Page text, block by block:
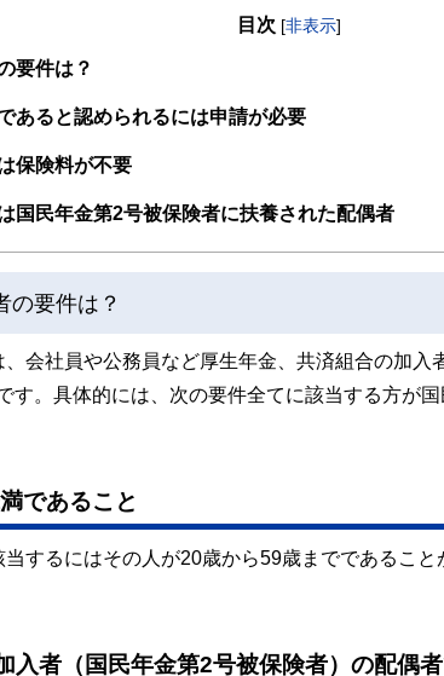
ァイナンシャルプランナーとして活躍する傍ら、フリーライター
目次 [非表示]
要件は？
あると認められるには申請が必要
保険料が不要
国民年金第2号被保険者に扶養された配偶者
の要件は？
会社員や公務員など厚生年金、共済組合の加入
す。具体的には、次の要件全てに該当する方が
であること
するにはその人が20歳から59歳までであること
入者（国民年金第2号被保険者）の配偶